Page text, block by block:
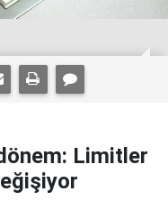
Limitler